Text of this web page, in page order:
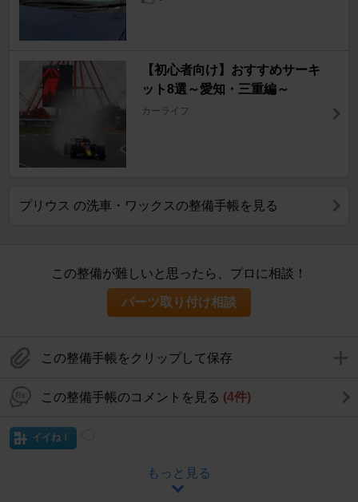
【初心者向け】おすすめサーキ
ット8選～愛知・三重編～
カーライフ
プリウス の洗車・ワックスの整備手帳を見る
この整備が難しいと思ったら、プロに相談！
パーツ取り付け相談
この整備手帳をクリップして保存
この整備手帳のコメントを見る (4件)
イイね！
もっと見る